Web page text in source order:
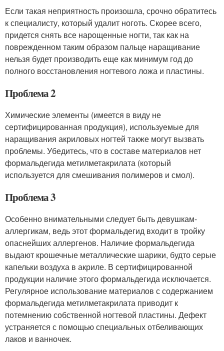
Если такая неприятность произошла, срочно обратитесь
к специалисту, который удалит ноготь. Скорее всего,
придется снять все нарощенные ногти, так как на
поврежденном таким образом пальце наращивание
нельзя будет производить еще как минимум год до
полного восстановления ногтевого ложа и пластины.
Проблема 2
Химические элементы (имеется в виду не
сертифицированная продукция), используемые для
наращивания акриловых ногтей также могут вызвать
проблемы. Убедитесь, что в составе материалов нет
формальдегида метилметакрилата (который
используется для смешивания полимеров и смол).
Проблема 3
Особенно внимательными следует быть девушкам-
аллергикам, ведь этот формальдегид входит в тройку
опаснейших аллергенов. Наличие формальдегида
выдают крошечные металлические шарики, будто серые
капельки воздуха в акриле. В сертифицированной
продукции наличие этого формальдегида исключается.
Регулярное использование материалов с содержанием
формальдегида метилметакрилата приводит к
потемнению собственной ногтевой пластины. Дефект
устраняется с помощью специальных отбеливающих
лаков и ванночек.